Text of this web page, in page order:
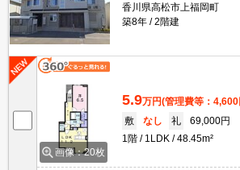
香川県高松市上福岡町
築8年
2階建
画像：20枚
5.9万円(管理費等：4,600
敷
なし 礼
69,000円
1階
1LDK 48.45m²